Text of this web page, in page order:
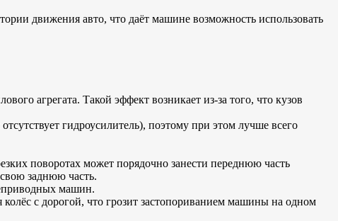
движения авто, что даёт машине возможность использовать
агрегата. Такой эффект возникает из-за того, что кузов
гидроусилитель), поэтому при этом лучше всего
поворотах может порядочно занести переднюю часть
заднюю часть.
машин.
колёс с дорогой, что грозит застопориванием машины на одном